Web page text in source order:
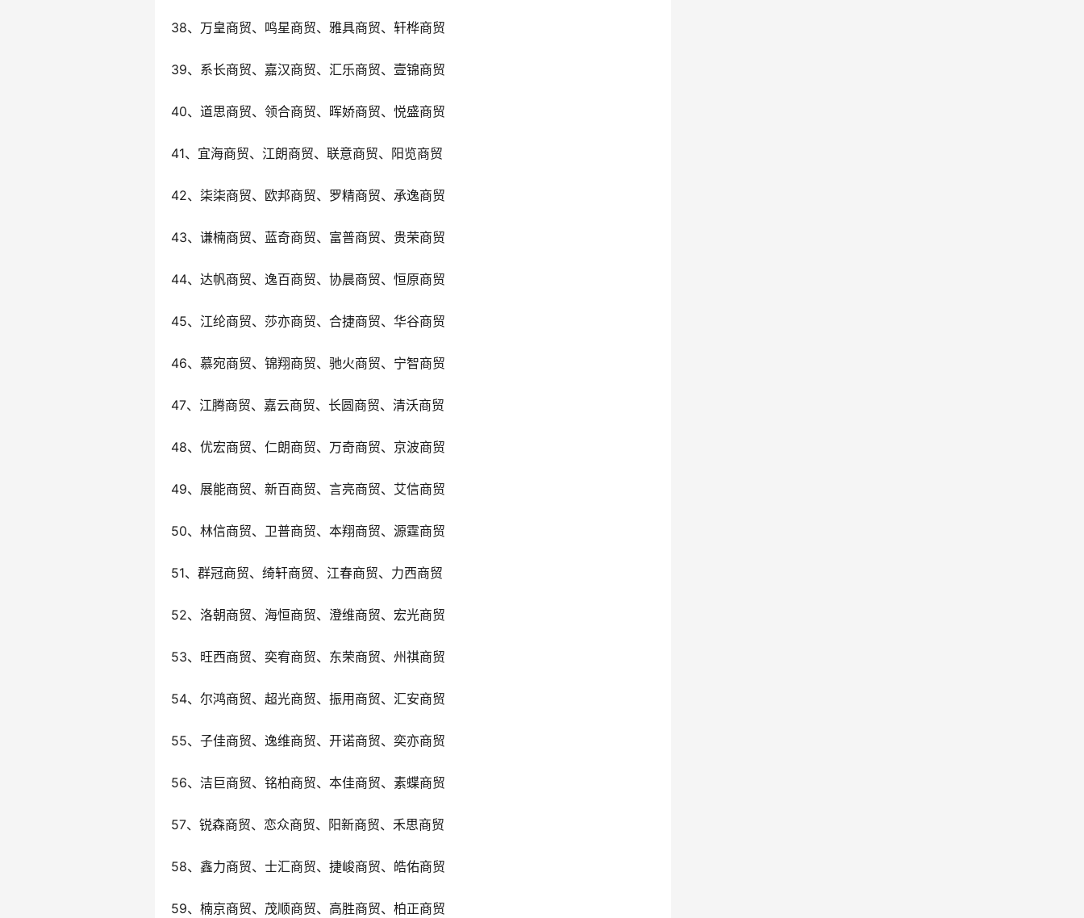
38、万皇商贸、鸣星商贸、雅具商贸、轩桦商贸
39、系长商贸、嘉汉商贸、汇乐商贸、壹锦商贸
40、道思商贸、领合商贸、晖娇商贸、悦盛商贸
41、宜海商贸、江朗商贸、联意商贸、阳览商贸
42、柒柒商贸、欧邦商贸、罗精商贸、承逸商贸
43、谦楠商贸、蓝奇商贸、富普商贸、贵荣商贸
44、达帆商贸、逸百商贸、协晨商贸、恒原商贸
45、江纶商贸、莎亦商贸、合捷商贸、华谷商贸
46、慕宛商贸、锦翔商贸、驰火商贸、宁智商贸
47、江腾商贸、嘉云商贸、长圆商贸、清沃商贸
48、优宏商贸、仁朗商贸、万奇商贸、京波商贸
49、展能商贸、新百商贸、言亮商贸、艾信商贸
50、林信商贸、卫普商贸、本翔商贸、源霆商贸
51、群冠商贸、绮轩商贸、江春商贸、力西商贸
52、洛朝商贸、海恒商贸、澄维商贸、宏光商贸
53、旺西商贸、奕宥商贸、东荣商贸、州祺商贸
54、尔鸿商贸、超光商贸、振用商贸、汇安商贸
55、子佳商贸、逸维商贸、开诺商贸、奕亦商贸
56、洁巨商贸、铭柏商贸、本佳商贸、素蝶商贸
57、锐森商贸、恋众商贸、阳新商贸、禾思商贸
58、鑫力商贸、士汇商贸、捷峻商贸、皓佑商贸
59、楠京商贸、茂顺商贸、高胜商贸、柏正商贸